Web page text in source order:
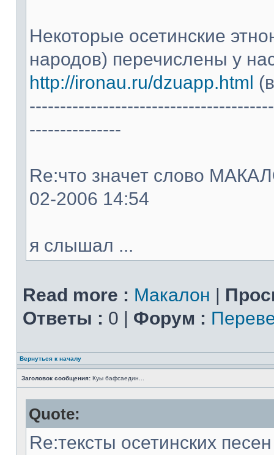
Некоторые осетинские
народов) перечислены у
http://ironau.ru/dzuapp.html
---------------
Re:что значет слово
02-2006 14:54
я слышал ...
Read more : Макалон |
Ответы : 0 | Форум :
Вернуться к началу
Заголовок сообщения: Куы бафсаедин...
Quote:
Re:тексты осетинских